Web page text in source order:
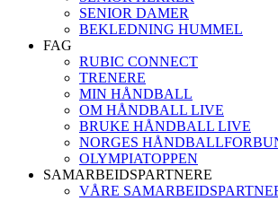
SENIOR DAMER
BEKLEDNING HUMMEL
FAG
RUBIC CONNECT
TRENERE
MIN HÅNDBALL
OM HÅNDBALL LIVE
BRUKE HÅNDBALL LIVE
NORGES
OLYMPIATOPPEN
SAMARBEIDSPARTNERE
VÅRE